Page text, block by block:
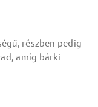
részben pedig
amíg bárki